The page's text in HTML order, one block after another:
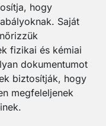
hogy
Saját
fizikai és kémiai
dokumentumot
biztosítják, hogy
megfeleljenek